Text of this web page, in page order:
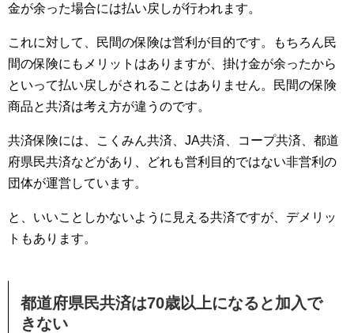
金が余った場合には払い戻しが行われます。
これに対して、民間の保険は営利が目的です。もちろん民
間の保険にもメリットはありますが、掛け金が余ったから
といって払い戻しがされることはありません。民間の保険
商品と共済は考え方が違うのです。
共済保険には、こくみん共済、JA共済、コープ共済、都道
府県民共済などがあり、どれも営利目的ではない非営利の
団体が運営しています。
と、いいことしかないように見える共済ですが、デメリッ
トもあります。
都道府県民共済は70歳以上になると加入で
きない